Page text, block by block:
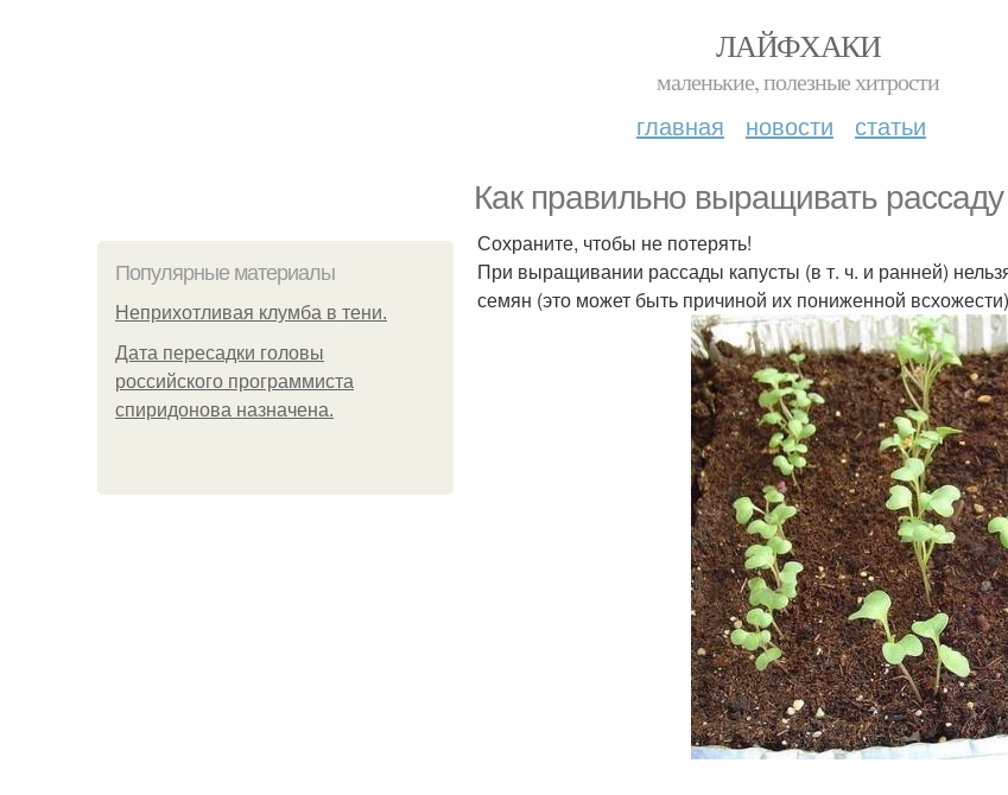
ЛАЙФХАКИ
маленькие, полезные хитрости
главная новости статьи
Как правильно выращивать рассаду
Популярные материалы
Неприхотливая клумба в тени.
Дата пересадки головы
российского программиста
спиридонова назначена.
Сохраните, чтобы не потерять!
При выращивании рассады капусты (в т. ч. и ранней)
семян (это может быть причиной их пониженной